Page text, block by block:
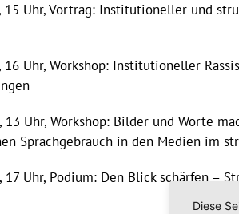
15 Uhr, Vortrag: Institutioneller und
16 Uhr, Workshop: Institutioneller
, 13 Uhr, Workshop: Bilder und Worte
Sprachgebrauch in den Medien im
, 17 Uhr, Podium: Den Blick schärfen –
Diese